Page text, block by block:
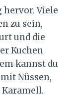
Viele
zu sein,
und die
Kuchen
kannst du
Nüssen,